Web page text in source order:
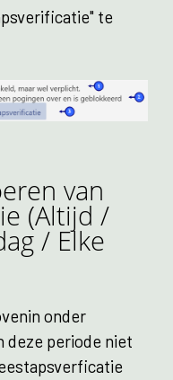
te
van
(Altijd /
/ Elke
onder
deze periode niet